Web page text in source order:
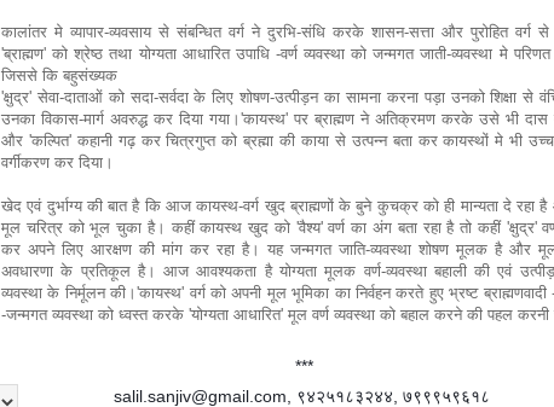
कालांतर मे व्यापार-व्यवसाय से संबन्धित वर्ग ने दुरभि-संधि करके शासन-सत्ता और पुरोहित वर्ग
'ब्राह्मण' को श्रेष्ठ तथा योग्यता आधारित उपाधि -वर्ण व्यवस्था को जन्मगत जाती-व्यवस्था मे
जिससे कि बहुसंख्यक
'क्षुद्र' सेवा-दाताओं को सदा-सर्वदा के लिए शोषण-उत्पीड़न का सामना करना पड़ा उनको शिक्षा से
उनका विकास-मार्ग अवरुद्ध कर दिया गया।'कायस्थ' पर ब्राह्मण ने अतिक्रमण करके उसे भी दास
और 'कल्पित' कहानी गढ़ कर चित्रगुप्त को ब्रह्मा की काया से उत्पन्न बता कर कायस्थों मे भी
वर्गीकरण कर दिया।
खेद एवं दुर्भाग्य की बात है कि आज कायस्थ-वर्ग खुद ब्राह्मणों के बुने कुचक्र को ही मान्यता दे रहा
मूल चरित्र को भूल चुका है। कहीं कायस्थ खुद को 'वैश्य' वर्ण का अंग बता रहा है तो कहीं 'क्षुद्र'
कर अपने लिए आरक्षण की मांग कर रहा है। यह जन्मगत जाति-व्यवस्था शोषण मूलक है और मूल
अवधारणा के प्रतिकूल है। आज आवश्यकता है योग्यता मूलक वर्ण-व्यवस्था बहाली की एवं
व्यवस्था के निर्मूलन की।'कायस्थ' वर्ग को अपनी मूल भूमिका का निर्वहन करते हुए भ्रष्ट ब्राह्मणवादी -
-जन्मगत व्यवस्था को ध्वस्त करके 'योग्यता आधारित' मूल वर्ण व्यवस्था को बहाल करने की पहल करनी
***
salil.sanjiv@gmail.com, ९४२५१८३२४४, ७९९९५९६१८